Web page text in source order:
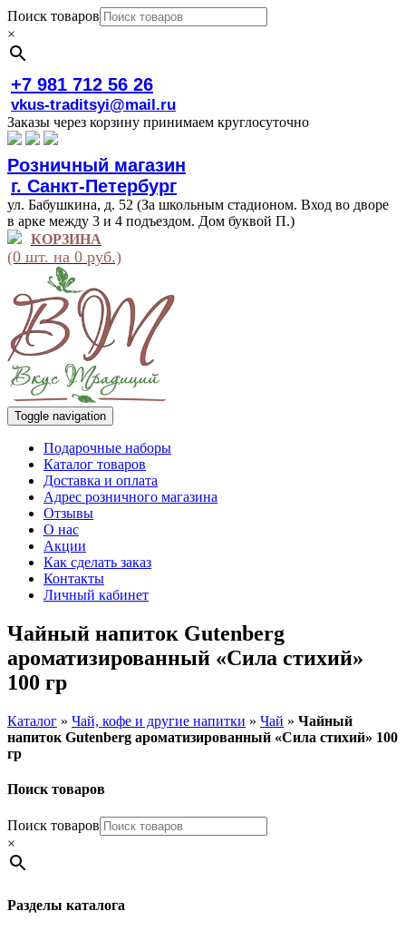
Поиск товаров
×
+7 981 712 56 26
vkus-traditsyi@mail.ru
Заказы через корзину принимаем круглосуточно
Розничный магазин
г. Санкт-Петербург
ул. Бабушкина, д. 52 (За школьным стадионом. Вход во дворе
в арке между 3 и 4 подъездом. Дом буквой П.)
КОРЗИНА
(0 шт. на 0 руб.)
Toggle navigation
Подарочные наборы
Каталог товаров
Доставка и оплата
Адрес розничного магазина
Отзывы
О нас
Акции
Как сделать заказ
Контакты
Личный кабинет
Чайный напиток Gutenberg
ароматизированный «Сила стихий»
100 гр
Каталог » Чай, кофе и другие напитки » Чай » Чайный
напиток Gutenberg ароматизированный «Сила стихий» 100
гр
Поиск товаров
Поиск товаров
×
Разделы каталога